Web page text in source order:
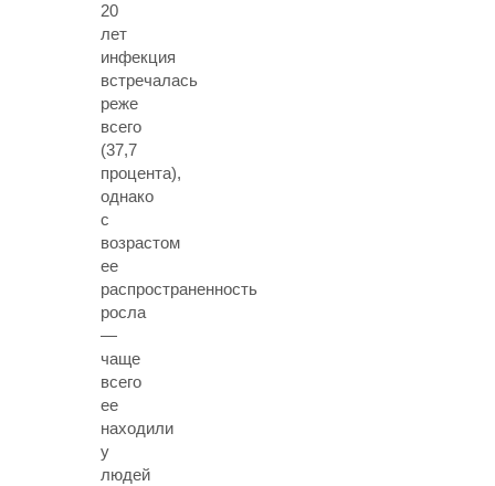
20
лет
инфекция
встречалась
реже
всего
(37,7
процента),
однако
с
возрастом
ее
распространенность
росла
—
чаще
всего
ее
находили
у
людей